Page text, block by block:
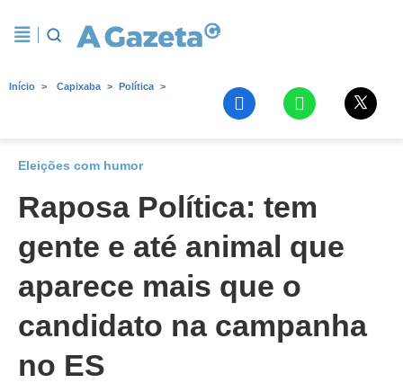
Início Capixaba Política
Eleições com humor
Raposa Política: tem
gente e até animal que
aparece mais que o
candidato na campanha
no ES